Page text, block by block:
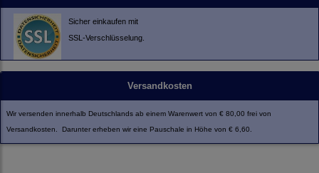
Sicher einkaufen mit
SSL-Verschlüsselung.
Versandkosten
Wir versenden innerhalb Deutschlands ab einem Warenwert von € 80,00 frei von
Versandkosten. Darunter erheben wir eine Pauschale in Höhe von € 6,60.